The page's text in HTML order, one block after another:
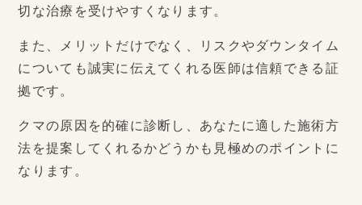
切な治療を受けやすくなります。
また、メリットだけでなく、リスクやダウンタイム
についても誠実に伝えてくれる医師は信頼できる証
拠です。
クマの原因を的確に診断し、あなたに適した施術方
法を提案してくれるかどうかも見極めのポイントに
なります。